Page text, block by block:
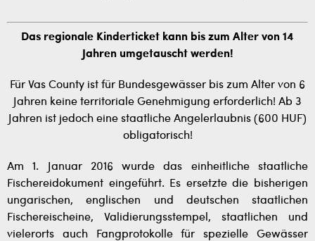
Das regionale Kinderticket kann bis zum Alter von 14
Jahren umgetauscht werden!
Für Vas County ist für Bundesgewässer bis zum Alter von 6
Jahren keine territoriale Genehmigung erforderlich! Ab 3
Jahren ist jedoch eine staatliche Angelerlaubnis (600 HUF)
obligatorisch!
Am 1. Januar 2016 wurde das einheitliche staatliche
Fischereidokument eingeführt. Es ersetzte die bisherigen
ungarischen, englischen und deutschen staatlichen
Fischereischeine, Validierungsstempel, staatlichen und
vielerorts auch Fangprotokolle für spezielle Gewässer